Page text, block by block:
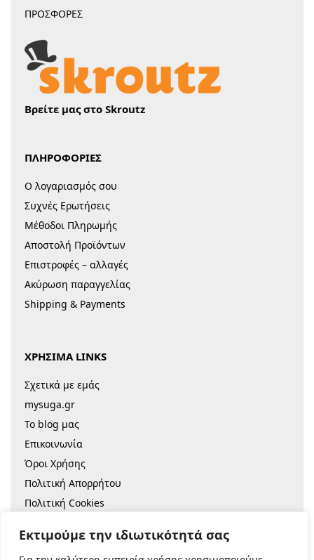
Εκτιμούμε την ιδιωτικότητά σας
ΠΡΟΣΦΟΡΕΣ
Βρείτε μας στο Skroutz
ΠΛΗΡΟΦΟΡΙΕΣ
Ο λογαριασμός σου
Συχνές Ερωτήσεις
Μέθοδοι Πληρωμής
Αποστολή Προϊόντων
Επιστροφές – αλλαγές
Ακύρωση παραγγελίας
Shipping & Payments
ΧΡΗΣΙΜΑ LINKS
Σχετικά με εμάς
mysuga.gr
Το blog μας
Επικοινωνία
Όροι Χρήσης
Πολιτική Απορρήτου
Πολιτική Cookies